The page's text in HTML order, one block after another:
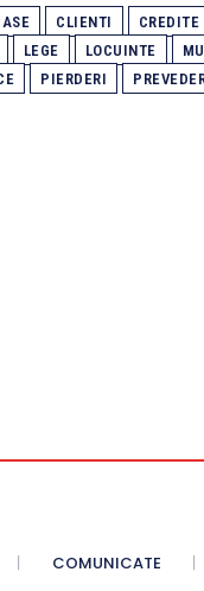
CLIENTI
LEGE LOCUINTE
PIERDERI
COMUNICATE